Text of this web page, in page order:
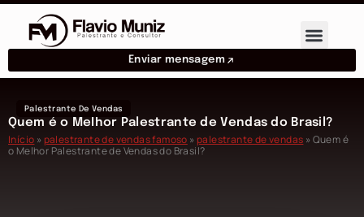
Enviar mensagem
Palestrante De Vendas
Quem é o Melhor Palestrante de Vendas do Brasil?
Início »palestrante de vendas famoso »palestrante de vendas »Quem é
o Melhor Palestrante de Vendas do Brasil?